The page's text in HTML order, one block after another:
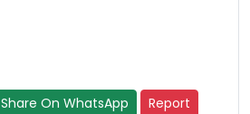
Share On WhatsApp Report